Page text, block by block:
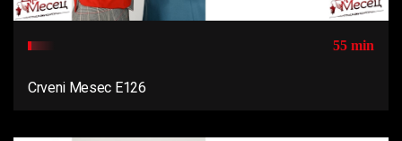
55 min
Crveni Mesec E126